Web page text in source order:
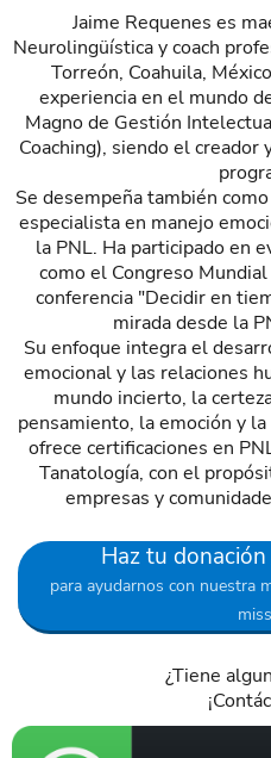
Jaime Requenes es
Neurolingüística y coach
Torreón, Coahuila,
experiencia en el mundo
Magno de Gestión
Coaching), siendo el
Se desempeña también
especialista en manejo
la PNL. Ha participado en
como el Congreso
conferencia "Decidir en
mirada desde la
Su enfoque integra el
emocional y las relaciones
mundo incierto, la
pensamiento, la emoción y
ofrece certificaciones en
Tanatología, con el
empresas y
Haz tu
para ayudarnos con nuestra
¿Tiene